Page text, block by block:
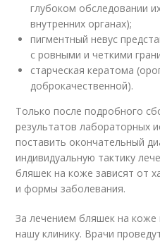
глубоком обследовании
внутренних органах);
пигментный невус
с ровными и четкими
старческая кератома
доброкачественной).
Только после подробного
результатов лабораторных
поставить окончательный
индивидуальную тактику
бляшек на коже зависят от
и формы заболевания.
За лечением бляшек на
нашу клинику. Врачи